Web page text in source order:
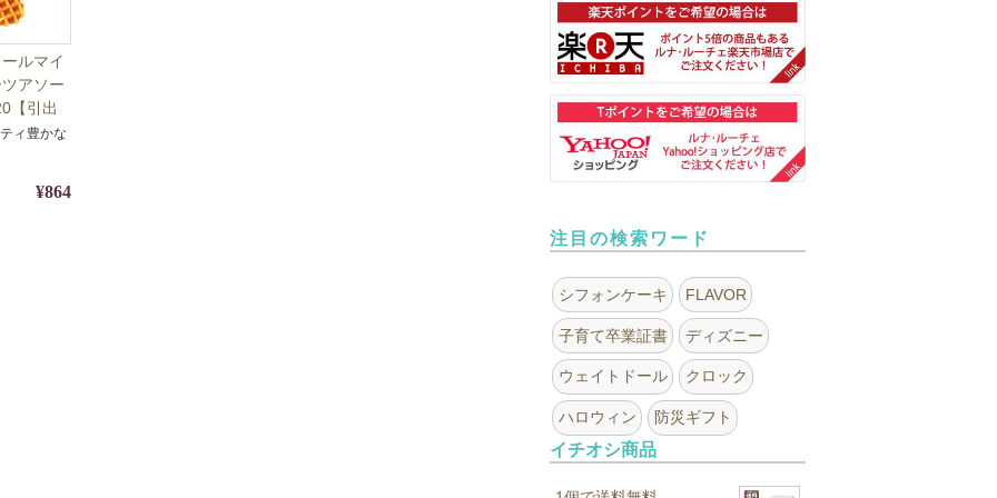
ルマイ
アソー
【引出
イー
ィ豊かな
¥864
注目の検索ワード
シフォンケーキ FLAVOR
子育て卒業証書 ディズニー
ウェイトドール クロック
ハロウィン 防災ギフト
イチオシ商品